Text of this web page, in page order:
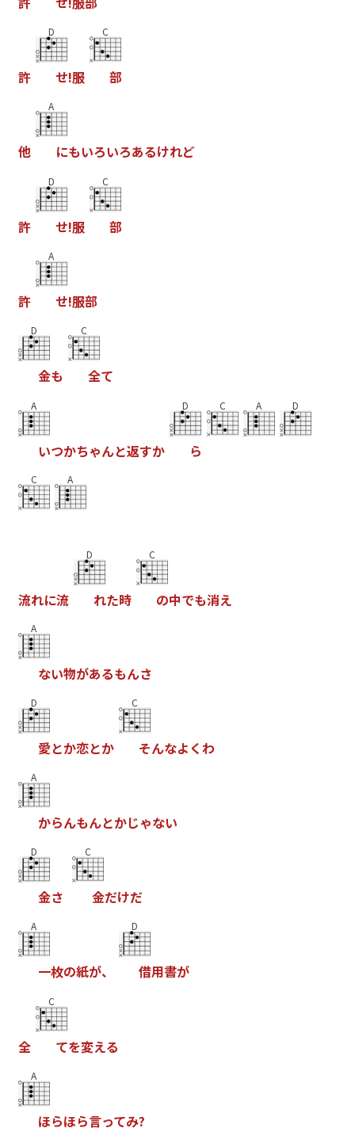
許
D
せ!服
C
部
他
A
にもいろいろあるけれど
許
D
せ!服
C
部
許
A
せ!服部
D
金も
C
全て
A
いつかちゃんと返すか
D
ら
C A D
C A
流れに流
D
れた時
C
の中でも消え
A
ない物があるもんさ
D
愛とか恋とか
C
そんなよ くわ
A
からんもんとかじゃない
D
金さ
C
金だけだ
A
一枚の紙が、
D
借用書が
全
C
てを変える
A
ほらほら言ってみ?